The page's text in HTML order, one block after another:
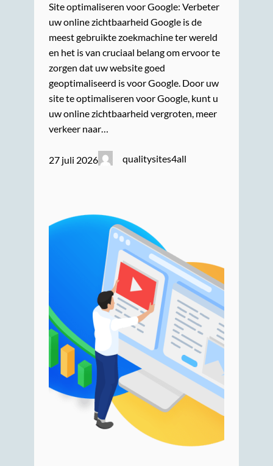
Site optimaliseren voor Google: Verbeter
uw online zichtbaarheid Google is de
meest gebruikte zoekmachine ter wereld
en het is van cruciaal belang om ervoor te
zorgen dat uw website goed
geoptimaliseerd is voor Google. Door uw
site te optimaliseren voor Google, kunt u
uw online zichtbaarheid vergroten, meer
verkeer naar…
27 juli 2026 qualitysites4all